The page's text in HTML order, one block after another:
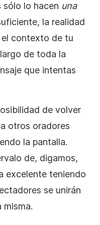
sólo lo hacen una
la realidad
el contexto de tu
de toda la
que intentas
de volver
otros oradores
la pantalla.
de, digamos,
excelente teniendo
se unirán
misma.